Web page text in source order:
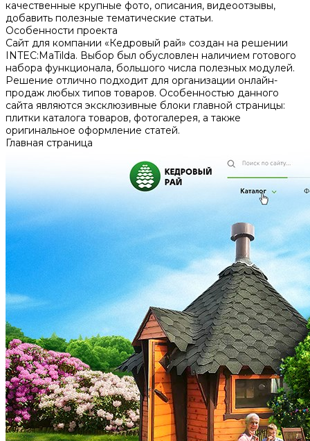
качественные крупные фото, описания, видеоотзывы,
добавить полезные тематические статьи.
Особенности проекта
Сайт для компании «Кедровый рай» создан на решении
INTEC:MaTilda. Выбор был обусловлен наличием готового
набора функционала, большого числа полезных модулей.
Решение отлично подходит для организации онлайн-
продаж любых типов товаров. Особенностью данного
сайта являются эксклюзивные блоки главной страницы:
плитки каталога товаров, фотогалерея, а также
оригинальное оформление статей.
Главная страница